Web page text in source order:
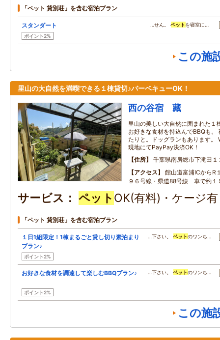
「ペット 貸別荘」を含む宿泊プラン
スタンダート
ポイント2%
…せん。ペット を寝室に…
この施
里山の大自然を満喫できる１棟貸切♪バーベキューOK！
西の谷宿 藏
里山の美しい大自然に囲まれた１
お好きな食材を持込んでBBQも
たりと。ドッグランもあります。
現地にてPayPay決済OK！
住所
千葉県南房総市下滝田１
アクセス
館山道富浦ICからR
９６号線・県道88号線 車で約１
サービス ペット OK(有料)・ケージ
「ペット 貸別荘」を含む宿泊プラン
１日1組限定！1棟まるごと貸し切り素泊まり
プラン♪
ポイント2%
…下さい。ペットのワンち…
お好きな食材を調達して楽しむBBQプラン♪
ポイント2%
…下さい。ペットのワンち…
この施